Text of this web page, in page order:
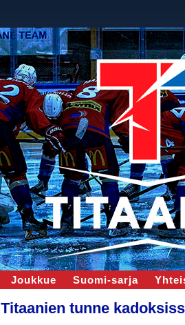
Joukkue Suomi-sarja
Titaanien tunne